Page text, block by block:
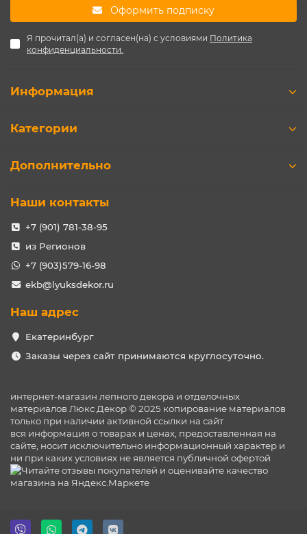
Оформить подписку
Я прочитал(а) и согласен(на) с условиями Политика
конфиденциальности.
Информация
Категории
Дополнительно
Наши контакты
+7 (901) 781-38-95
из Регионов
+7 (903)579-16-98
ekb@lyuksdekor.ru
Наш адрес
Екатеринбург
Заказы через сайт принимаются круглосуточно.
интернет-магазин лепного декора и отделочных
материалов Люкс Декор © 2025 копирование материалов
только при наличии активной ссылки на сайт
вся информация о товарах и ценах, предоставленная на
сайте, носит исключительно информационный характер и
ни при каких условиях не является публичной офертой